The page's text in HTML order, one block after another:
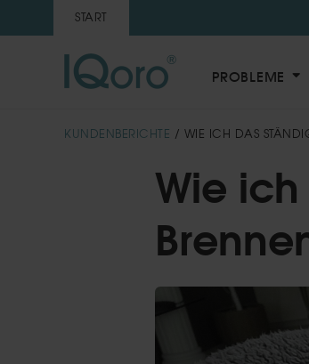
START
PROBLEME
KUNDENBERICHTE / WIE ICH DAS
Wie